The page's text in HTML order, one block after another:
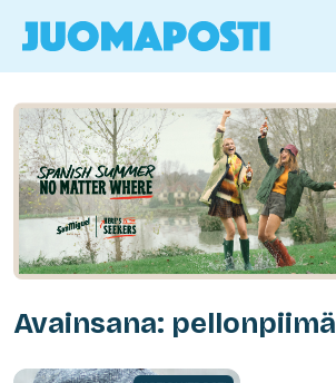
Avainsana: pellonpiimä